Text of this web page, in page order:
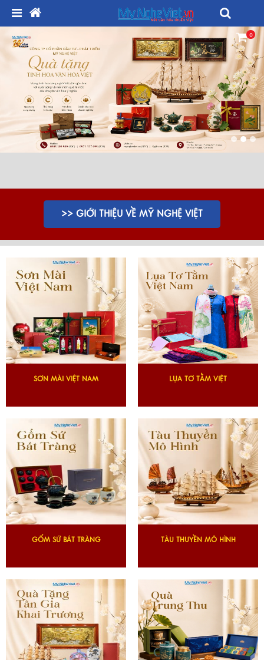
0
>> GIỚI THIỆU VỀ MỸ NGHỆ VIỆT
SƠN MÀI VIỆT NAM LỤA TƠ TẰM VIỆT
GỐM SỨ BÁT TRÀNG TÀU THUYỀN MÔ HÌNH